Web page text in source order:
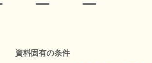
資料固有の条件